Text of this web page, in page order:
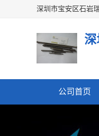
公司首页